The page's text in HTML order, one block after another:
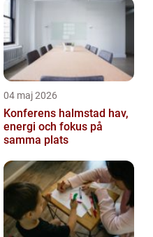
04 maj 2026
Konferens halmstad hav,
energi och fokus på
samma plats